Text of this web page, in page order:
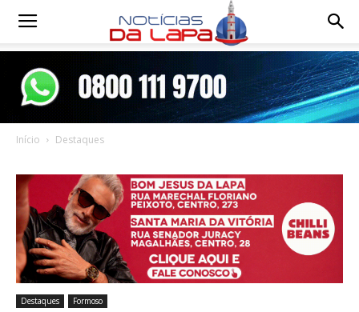
Notícias
Início Destaques
Destaques Formoso